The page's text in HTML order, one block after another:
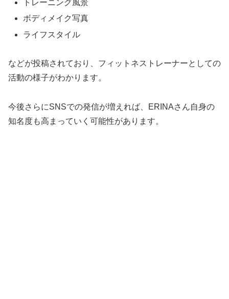
トレーニング風景
ボディメイク写真
ライフスタイル
などが投稿されており、フィットネストレーナーとしての
活動の様子がわかります。
今後さらにSNSでの発信が増えれば、ERINAさん自身の
知名度も高まっていく可能性があります。